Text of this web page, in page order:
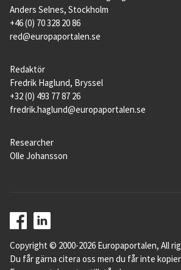
Anders Selnes, Stockholm
+46 (0) 70 328 20 86
red@europaportalen.se
Redaktör
Fredrik Haglund, Bryssel
+32 (0) 493 77 87 26
fredrik.haglund@europaportalen.se
Researcher
Olle Johansson
Copyright © 2000-2026 Europaportalen, All
Du får gärna citera oss men du får inte